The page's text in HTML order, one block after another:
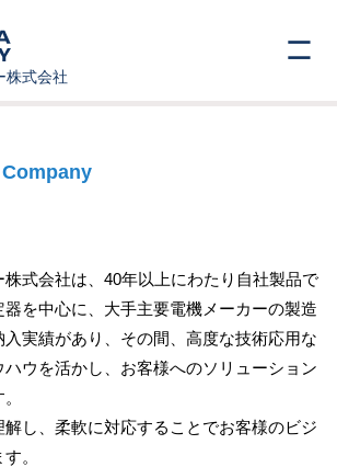
Company
式会社は、40年以上にわたり自社製品で
を中心に、大手主要電機メーカーの製造
実績があり、その間、高度な技術応用な
ハウを活かし、お客様へのソリューション
し、柔軟に対応することでお客様のビジ
。